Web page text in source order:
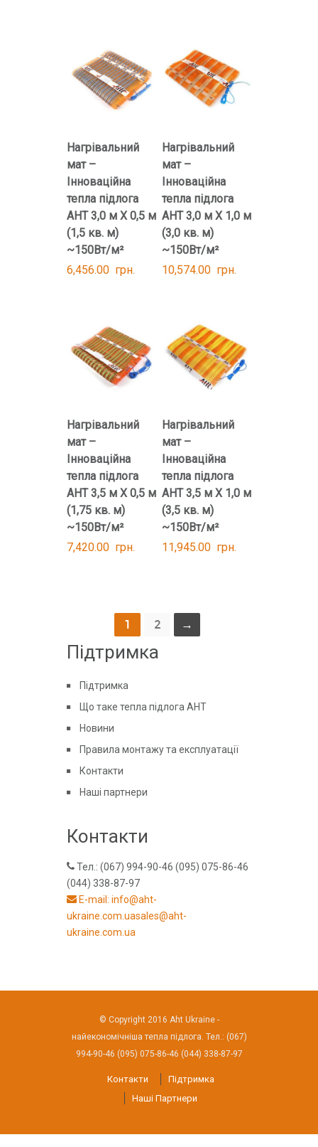
Нагрівальний
мат –
Інноваційна
тепла підлога
AHT 3,0 м Х 0,5 м
(1,5 кв. м)
~150Вт/м²
6,456.00 грн.
Нагрівальний
мат –
Інноваційна
тепла підлога
AHT 3,0 м Х 1,0 м
(3,0 кв. м)
~150Вт/м²
10,574.00 грн.
Нагрівальний
мат –
Інноваційна
тепла підлога
AHT 3,5 м Х 0,5 м
(1,75 кв. м)
~150Вт/м²
7,420.00 грн.
Нагрівальний
мат –
Інноваційна
тепла підлога
AHT 3,5 м Х 1,0 м
(3,5 кв. м)
~150Вт/м²
11,945.00 грн.
1 2 →
Підтримка
Підтримка
Що таке тепла підлога AHT
Новини
Правила монтажу та експлуатації
Контакти
Наші партнери
Контакти
Тел.: (067) 994-90-46 (095) 075-86-46
(044) 338-87-97
E-mail: info@aht-
ukraine.com.uasales@aht-
ukraine.com.ua
© Copyright 2016 Aht Ukraine -
найекономічніша тепла підлога. Тел.: (067)
994-90-46 (095) 075-86-46 (044) 338-87-97
Контакти
Підтримка
Наші Партнери